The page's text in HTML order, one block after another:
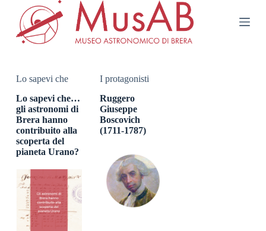
o
n
n
u
Lo sapevi che
Lo sapevi che…
gli astronomi di
Brera hanno
contribuito alla
scoperta del
pianeta Urano?
I protagonisti
Ruggero
Giuseppe
Boscovich
(1711-1787)